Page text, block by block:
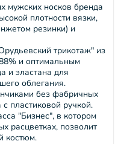
мужских носков бренда
плотности вязки,
резинки) и
трикотаж" из
и оптимальным
и эластана для
облегания.
без фабричных
пластиковой ручкой.
"Бизнес", в котором
расцветках, позволит
костюм.